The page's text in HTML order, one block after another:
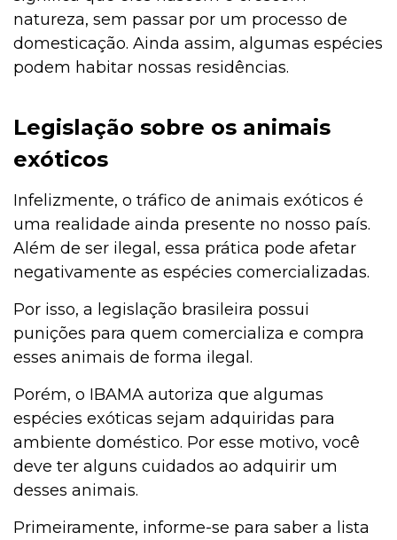
natureza, sem passar por um processo de
domesticação. Ainda assim, algumas espécies
podem habitar nossas residências.
Legislação sobre os animais
exóticos
Infelizmente, o tráfico de animais exóticos é
uma realidade ainda presente no nosso país.
Além de ser ilegal, essa prática pode afetar
negativamente as espécies comercializadas.
Por isso, a legislação brasileira possui
punições para quem comercializa e compra
esses animais de forma ilegal.
Porém, o IBAMA autoriza que algumas
espécies exóticas sejam adquiridas para
ambiente doméstico. Por esse motivo, você
deve ter alguns cuidados ao adquirir um
desses animais.
Primeiramente, informe-se para saber a lista